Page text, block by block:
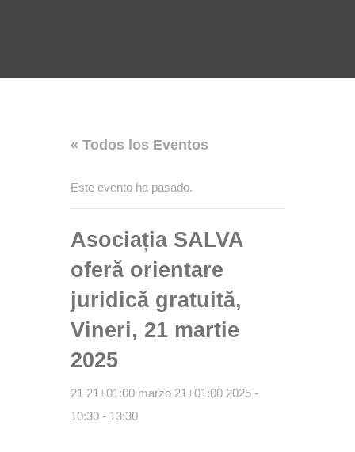
« Todos los Eventos
Este evento ha pasado.
Asociația SALVA
oferă orientare
juridică gratuită,
Vineri, 21 martie
2025
21 21+01:00 marzo 21+01:00 2025 -
10:30 - 13:30